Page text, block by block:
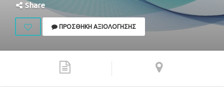
Share
ΠΡΟΣΘΉΚΗ ΑΞΙΟΛΌΓΗΣΗΣ